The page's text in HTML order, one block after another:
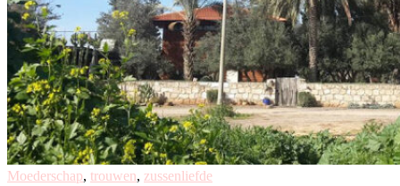
Moederschap, trouwen, zussenliefde